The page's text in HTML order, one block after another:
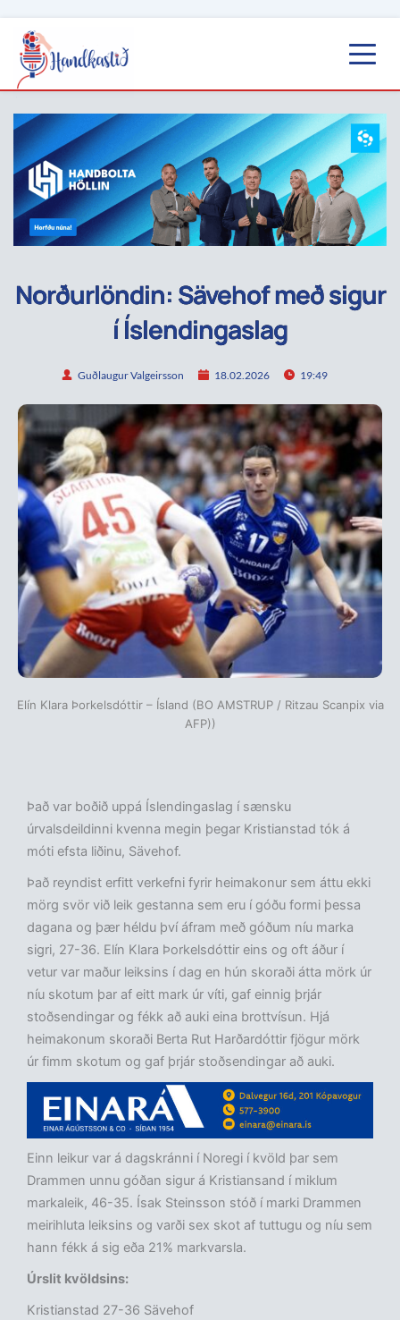
Norðurlöndin: Sävehof með sigur
í Íslendingaslag
Guðlaugur Valgeirsson 18.02.2026 19:49
Elín Klara Þorkelsdóttir – Ísland (BO AMSTRUP / Ritzau Scanpix via
AFP))
Það var boðið uppá Íslendingaslag í sænsku
úrvalsdeildinni kvenna megin þegar Kristianstad tók á
móti efsta liðinu, Sävehof.
Það reyndist erfitt verkefni fyrir heimakonur sem áttu ekki
mörg svör við leik gestanna sem eru í góðu formi þessa
dagana og þær héldu því áfram með góðum níu marka
sigri, 27-36. Elín Klara Þorkelsdóttir eins og oft áður í
vetur var maður leiksins í dag en hún skoraði átta mörk úr
níu skotum þar af eitt mark úr víti, gaf einnig þrjár
stoðsendingar og fékk að auki eina brottvísun. Hjá
heimakonum skoraði Berta Rut Harðardóttir fjögur mörk
úr fimm skotum og gaf þrjár stoðsendingar að auki.
Einn leikur var á dagskránni í Noregi í kvöld þar sem
Drammen unnu góðan sigur á Kristiansand í miklum
markaleik, 46-35. Ísak Steinsson stóð í marki Drammen
meirihluta leiksins og varði sex skot af tuttugu og níu sem
hann fékk á sig eða 21% markvarsla.
Úrslit kvöldsins:
Kristianstad 27-36 Sävehof